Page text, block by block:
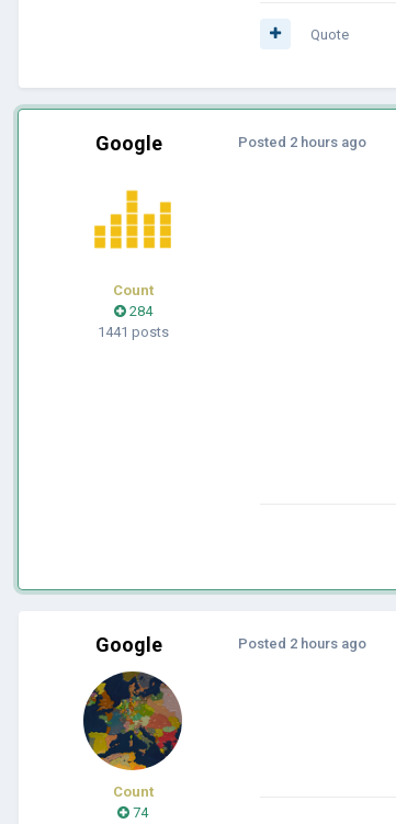
Quote
Google
Count
284
1441 posts
Posted 2 hours ago
Google
Count
74
Posted 2 hours ago